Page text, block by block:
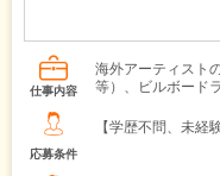
仕事内容
海外アーティスト
等）、ビルボード
応募条件
【学歴不問、未経